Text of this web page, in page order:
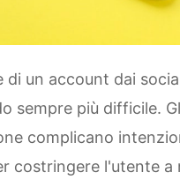
di un account dai
sempre più difficile.
complicano
costringere l'utente a